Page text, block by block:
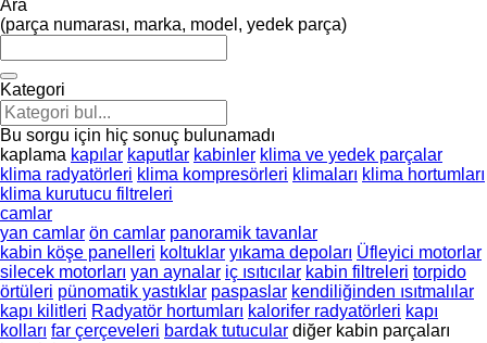
Ara
(parça numarası, marka, model, yedek parça)
Kategori
Bu sorgu için hiç sonuç bulunamadı
kaplama kapılar kaputlar kabinler klima ve yedek parçalar
klima radyatörleri klima kompresörleri klimaları klima hortumları
klima kurutucu filtreleri
camlar
yan camlar ön camlar panoramik tavanlar
kabin köşe panelleri koltuklar yıkama depoları Üfleyici motorlar
silecek motorları yan aynalar iç ısıtıcılar kabin filtreleri torpido
örtüleri pünomatik yastıklar paspaslar kendiliğinden ısıtmalılar
kapı kilitleri Radyatör hortumları kalorifer radyatörleri kapı
kolları far çerçeveleri bardak tutucular diğer kabin parçaları